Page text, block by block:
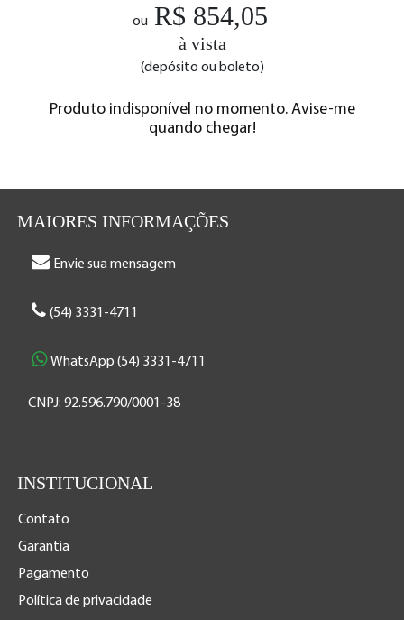
ou R$ 854,05
à vista
(depósito ou boleto)
Produto indisponível no momento. Avise-me
quando chegar!
MAIORES INFORMAÇÕES
Envie sua mensagem
(54) 3331-4711
WhatsApp (54) 3331-4711
CNPJ: 92.596.790/0001-38
INSTITUCIONAL
Contato
Garantia
Pagamento
Política de privacidade